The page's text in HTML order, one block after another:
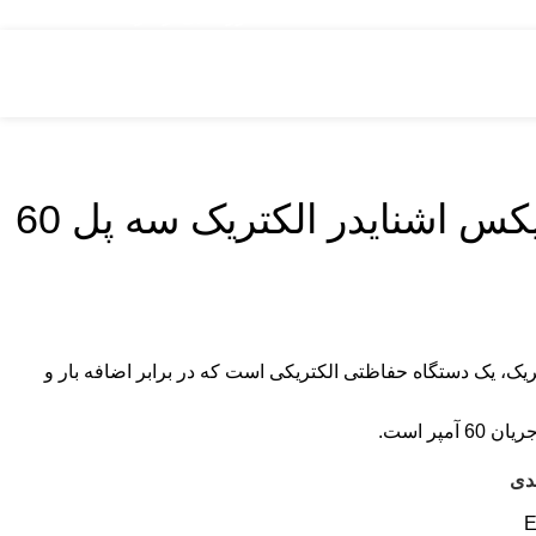
کليد اتوماتيک فیکس اشنایدر الکتریک سه پل 60
یک دستگاه حفاظتی الکتریکی است که در برابر اضافه بار و
است.